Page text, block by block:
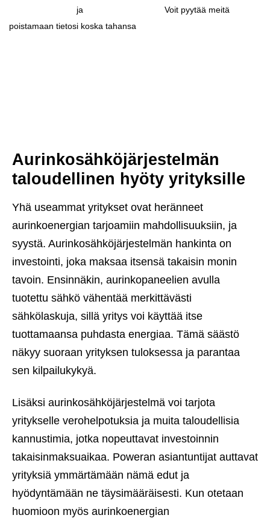
ja
Voit pyytää meitä
poistamaan tietosi koska tahansa
Aurinkosähköjärjestelmän
taloudellinen hyöty yrityksille
Yhä useammat yritykset ovat heränneet
aurinkoenergian tarjoamiin mahdollisuuksiin, ja
syystä. Aurinkosähköjärjestelmän hankinta on
investointi, joka maksaa itsensä takaisin monin
tavoin. Ensinnäkin, aurinkopaneelien avulla
tuotettu sähkö vähentää merkittävästi
sähkölaskuja, sillä yritys voi käyttää itse
tuottamaansa puhdasta energiaa. Tämä säästö
näkyy suoraan yrityksen tuloksessa ja parantaa
sen kilpailukykyä.
Lisäksi aurinkosähköjärjestelmä voi tarjota
yritykselle verohelpotuksia ja muita taloudellisia
kannustimia, jotka nopeuttavat investoinnin
takaisinmaksuaikaa. Poweran asiantuntijat auttavat
yrityksiä ymmärtämään nämä edut ja
hyödyntämään ne täysimääräisesti. Kun otetaan
huomioon myös aurinkoenergian